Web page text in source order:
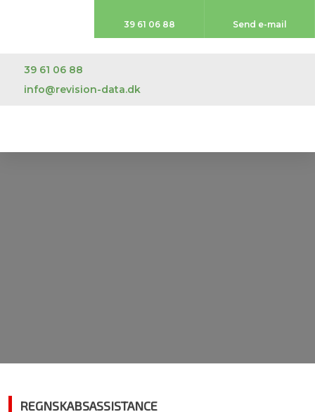
39 61 06 88
info@revision-data.dk
39 61 06 88​ Send e-mail
REGNSKABSASSISTANCE